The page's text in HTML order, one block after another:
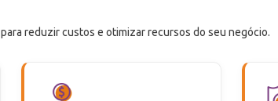
para reduzir custos e otimizar recursos do seu negócio.